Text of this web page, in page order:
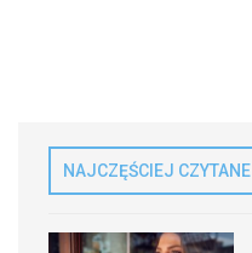
NAJCZĘŚCIEJ CZYTANE